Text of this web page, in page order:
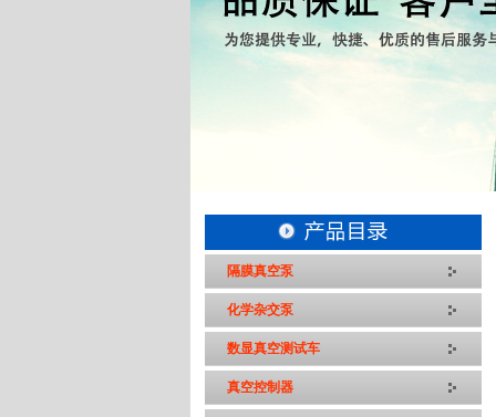
隔膜真空泵
化学杂交泵
数显真空测试车
真空控制器